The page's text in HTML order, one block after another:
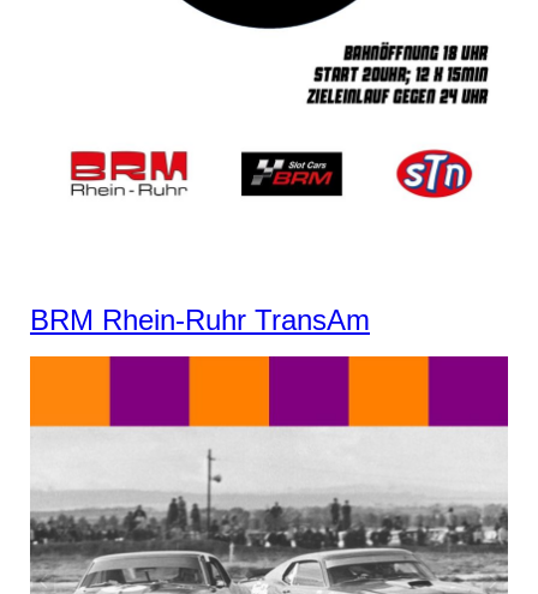
BRM Rhein-Ruhr TransAm